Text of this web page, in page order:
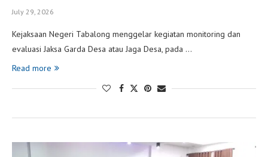
July 29, 2026
Kejaksaan Negeri Tabalong menggelar kegiatan monitoring dan
evaluasi Jaksa Garda Desa atau Jaga Desa, pada …
Read more